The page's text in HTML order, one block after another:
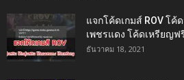
แจกโค้ดเกมส์ ROV โ
เพชรแดง โค้ดเหรียญฟ
ธันวาคม 18, 2021